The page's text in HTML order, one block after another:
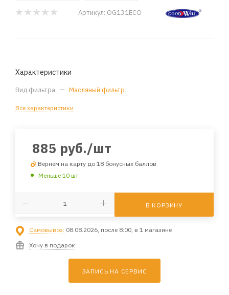
Артикул: OG131ECO
Характеристики
Вид фильтра — Масляный фильтр
Все характеристики
885 руб./шт
Вернем на карту до 18 бонусных баллов
Меньше 10 шт
В КОРЗИНУ
Самовывоз: 08.08.2026, после 8:00, в 1 магазине
Хочу в подарок
ЗАПИСЬ НА СЕРВИС